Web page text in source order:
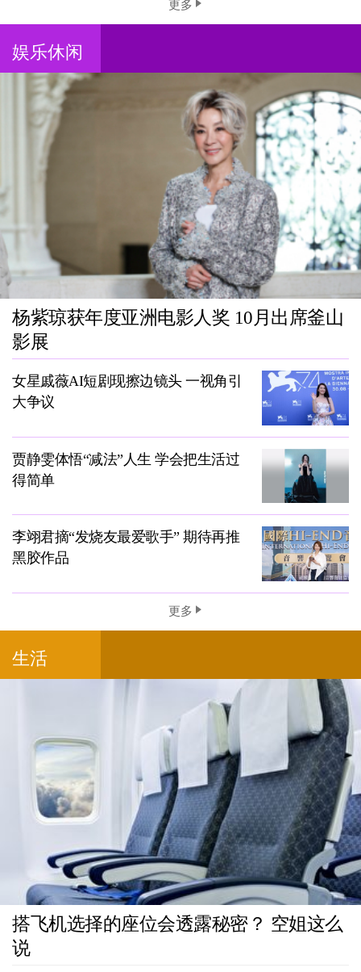
更多
娱乐休闲
杨紫琼获年度亚洲电影人奖 10月出席釜山
影展
女星戚薇AI短剧现擦边镜头 一视角引
大争议
贾静雯体悟“减法”人生 学会把生活过
得简单
李翊君摘“发烧友最爱歌手” 期待再推
黑胶作品
更多
生活
搭飞机选择的座位会透露秘密？ 空姐这么
说